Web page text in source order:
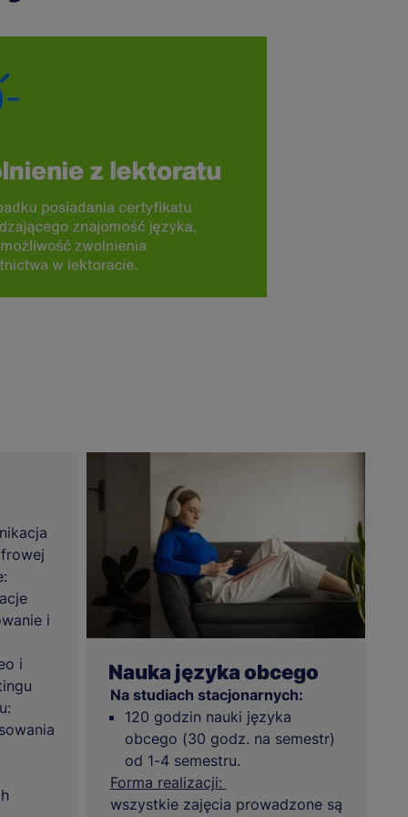
i
i
Nauka języka obcego
Na studiach stacjonarnych:
120 godzin nauki języka
obcego (30 godz. na semestr)
od 1-4 semestru.
Forma realizacji:
wszystkie zajęcia prowadzone są